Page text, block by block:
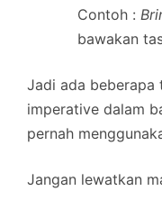
Contoh :
bawakan
Jadi ada beberapa
imperative dalam
pernah
Jangan lewatkan